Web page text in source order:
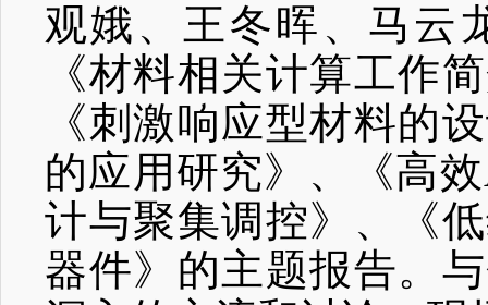
观娥、王冬晖、马云
《材料相关计算工作
《刺激响应型材料的
的应用研究》、《高效
计与聚集调控》、《
器件》的主题报告。